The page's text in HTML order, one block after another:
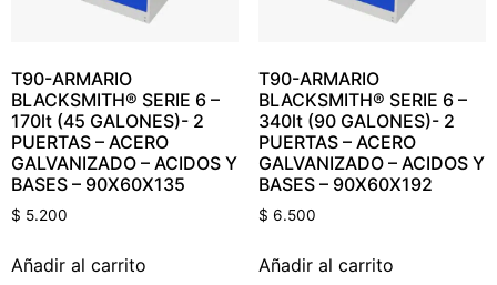
T90-ARMARIO
BLACKSMITH® SERIE 6 –
170lt (45 GALONES)- 2
PUERTAS – ACERO
GALVANIZADO – ACIDOS Y
BASES – 90X60X135
$ 5.200
Añadir al carrito
T90-ARMARIO
BLACKSMITH® SERIE 6 –
340lt (90 GALONES)- 2
PUERTAS – ACERO
GALVANIZADO – ACIDOS Y
BASES – 90X60X192
$ 6.500
Añadir al carrito